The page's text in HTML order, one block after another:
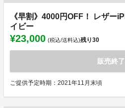
《早割》4000円OFF！ レザー
イビー
¥23,000 (税込/送料込)残り30
販売終了
ご提供予定時期：2021年11月末頃